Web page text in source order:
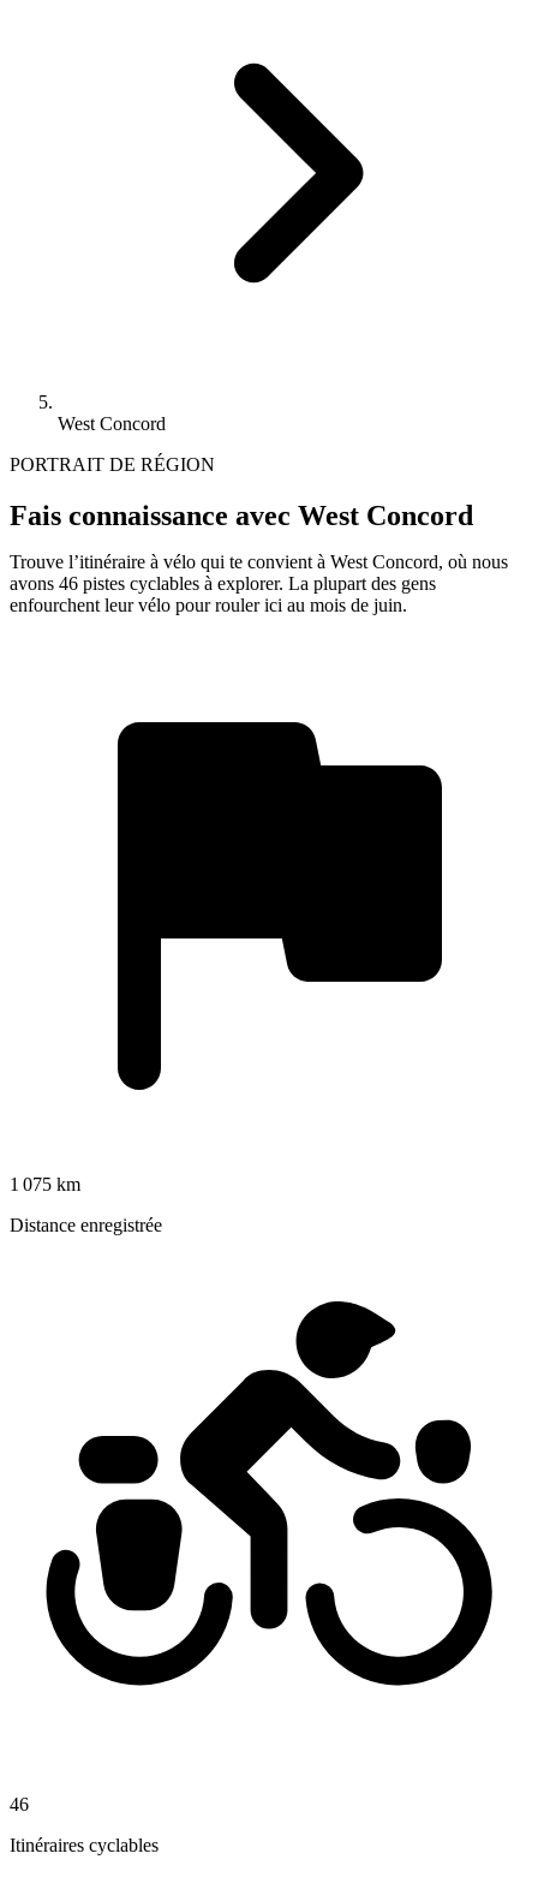
West Concord
PORTRAIT DE RÉGION
Fais connaissance avec West Concord
Trouve l’itinéraire à vélo qui te convient à West Concord, où nous
avons 46 pistes cyclables à explorer. La plupart des gens
enfourchent leur vélo pour rouler ici au mois de juin.
1 075 km
Distance enregistrée
46
Itinéraires cyclables